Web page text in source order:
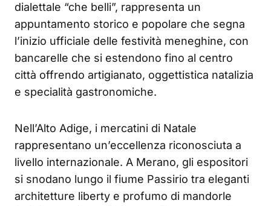
dialettale “che belli”, rappresenta un
appuntamento storico e popolare che segna
l’inizio ufficiale delle festività meneghine, con
bancarelle che si estendono fino al centro
città offrendo artigianato, oggettistica natalizia
e specialità gastronomiche.
Nell’Alto Adige, i mercatini di Natale
rappresentano un’eccellenza riconosciuta a
livello internazionale. A Merano, gli espositori
si snodano lungo il fiume Passirio tra eleganti
architetture liberty e profumo di mandorle